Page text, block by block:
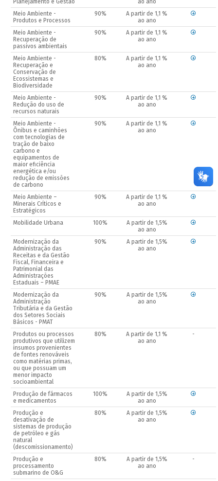
Planejamento e Gestão
ao ano
Meio Ambiente -
Produtos e Processos
90%
A partir de 1,1 %
ao ano
Meio Ambiente -
Recuperação de
passivos ambientais
90%
A partir de 1,1 %
ao ano
Meio Ambiente -
Recuperação e
Conservação de
Ecossistemas e
Biodiversidade
80%
A partir de 1,1 %
ao ano
Meio Ambiente -
Redução do uso de
recursos naturais
90%
A partir de 1,1 %
ao ano
Meio Ambiente -
Ônibus e caminhões
com tecnologias de
tração de baixo
carbono e
equipamentos de
maior eficiência
energética e/ou
redução de emissões
de carbono
90%
A partir de 1,1 %
ao ano
Meio Ambiente –
Minerais Críticos e
Estratégicos
90%
A partir de 1,1 %
ao ano
Mobilidade Urbana 100%
A partir de 1,5%
ao ano
Modernização da
Administração das
Receitas e da Gestão
Fiscal, Financeira e
Patrimonial das
Administrações
Estaduais – PMAE
90%
A partir de 1,5%
ao ano
Modernização da
Administração
Tributária e da Gestão
dos Setores Sociais
Básicos - PMAT
90%
A partir de 1,5%
ao ano
Produtos ou processos
produtivos que utilizem
insumos provenientes
de fontes renováveis
como matérias primas,
ou que possuam um
menor impacto
socioambiental
80%
A partir de 1,1 %
ao ano
-
Produção de fármacos
e medicamentos
100%
A partir de 1,5%
ao ano
Produção e
desativação de
sistemas de produção
de petróleo e gás
natural
(descomissionamento)
80%
A partir de 1,5%
ao ano
Produção e
processamento
submarino de O&G
80%
A partir de 1,5%
ao ano
-